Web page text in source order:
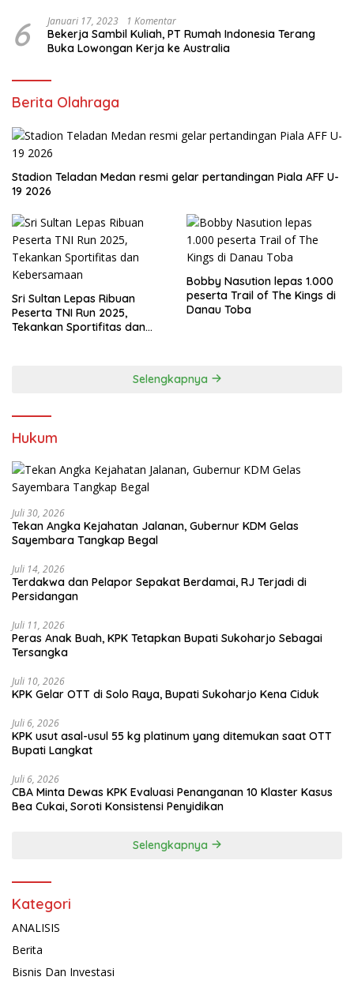
6 Januari 17, 2023 1 Komentar
Bekerja Sambil Kuliah, PT Rumah Indonesia Terang
Buka Lowongan Kerja ke Australia
Berita Olahraga
Stadion Teladan Medan resmi gelar pertandingan Piala AFF U-
19 2026
Sri Sultan Lepas Ribuan
Peserta TNI Run 2025,
Tekankan Sportifitas dan
Bobby Nasution lepas 1.000
peserta Trail of The Kings di
Danau Toba
Selengkapnya
Hukum
Juli 30, 2026
Tekan Angka Kejahatan Jalanan, Gubernur KDM Gelas
Sayembara Tangkap Begal
Juli 14, 2026
Terdakwa dan Pelapor Sepakat Berdamai, RJ Terjadi di
Persidangan
Juli 11, 2026
Peras Anak Buah, KPK Tetapkan Bupati Sukoharjo Sebagai
Tersangka
Juli 10, 2026
KPK Gelar OTT di Solo Raya, Bupati Sukoharjo Kena Ciduk
Juli 6, 2026
KPK usut asal-usul 55 kg platinum yang ditemukan saat OTT
Bupati Langkat
Juli 6, 2026
CBA Minta Dewas KPK Evaluasi Penanganan 10 Klaster Kasus
Bea Cukai, Soroti Konsistensi Penyidikan
Selengkapnya
Kategori
ANALISIS
Berita
Bisnis Dan Investasi